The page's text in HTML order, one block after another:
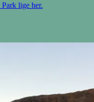
lige her.